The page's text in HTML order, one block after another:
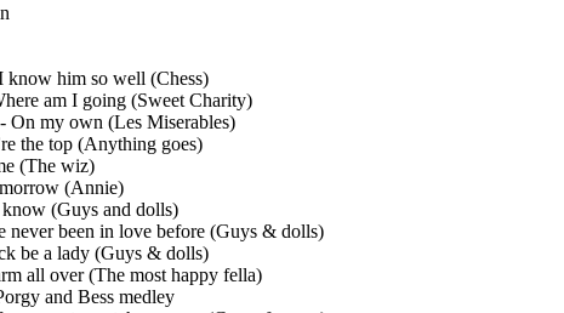
him so well (Chess)
am I going (Sweet Charity)
On my own (Les Miserables)
the top (Anything goes)
(The wiz)
(Annie)
(Guys and dolls)
never been in love before (Guys & dolls)
be a lady (Guys & dolls)
all over (The most happy fella)
and Bess medley